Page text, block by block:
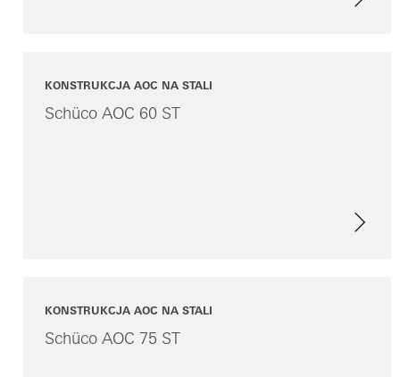
KONSTRUKCJA AOC NA STALI
Schüco AOC 60 ST
KONSTRUKCJA AOC NA STALI
Schüco AOC 75 ST